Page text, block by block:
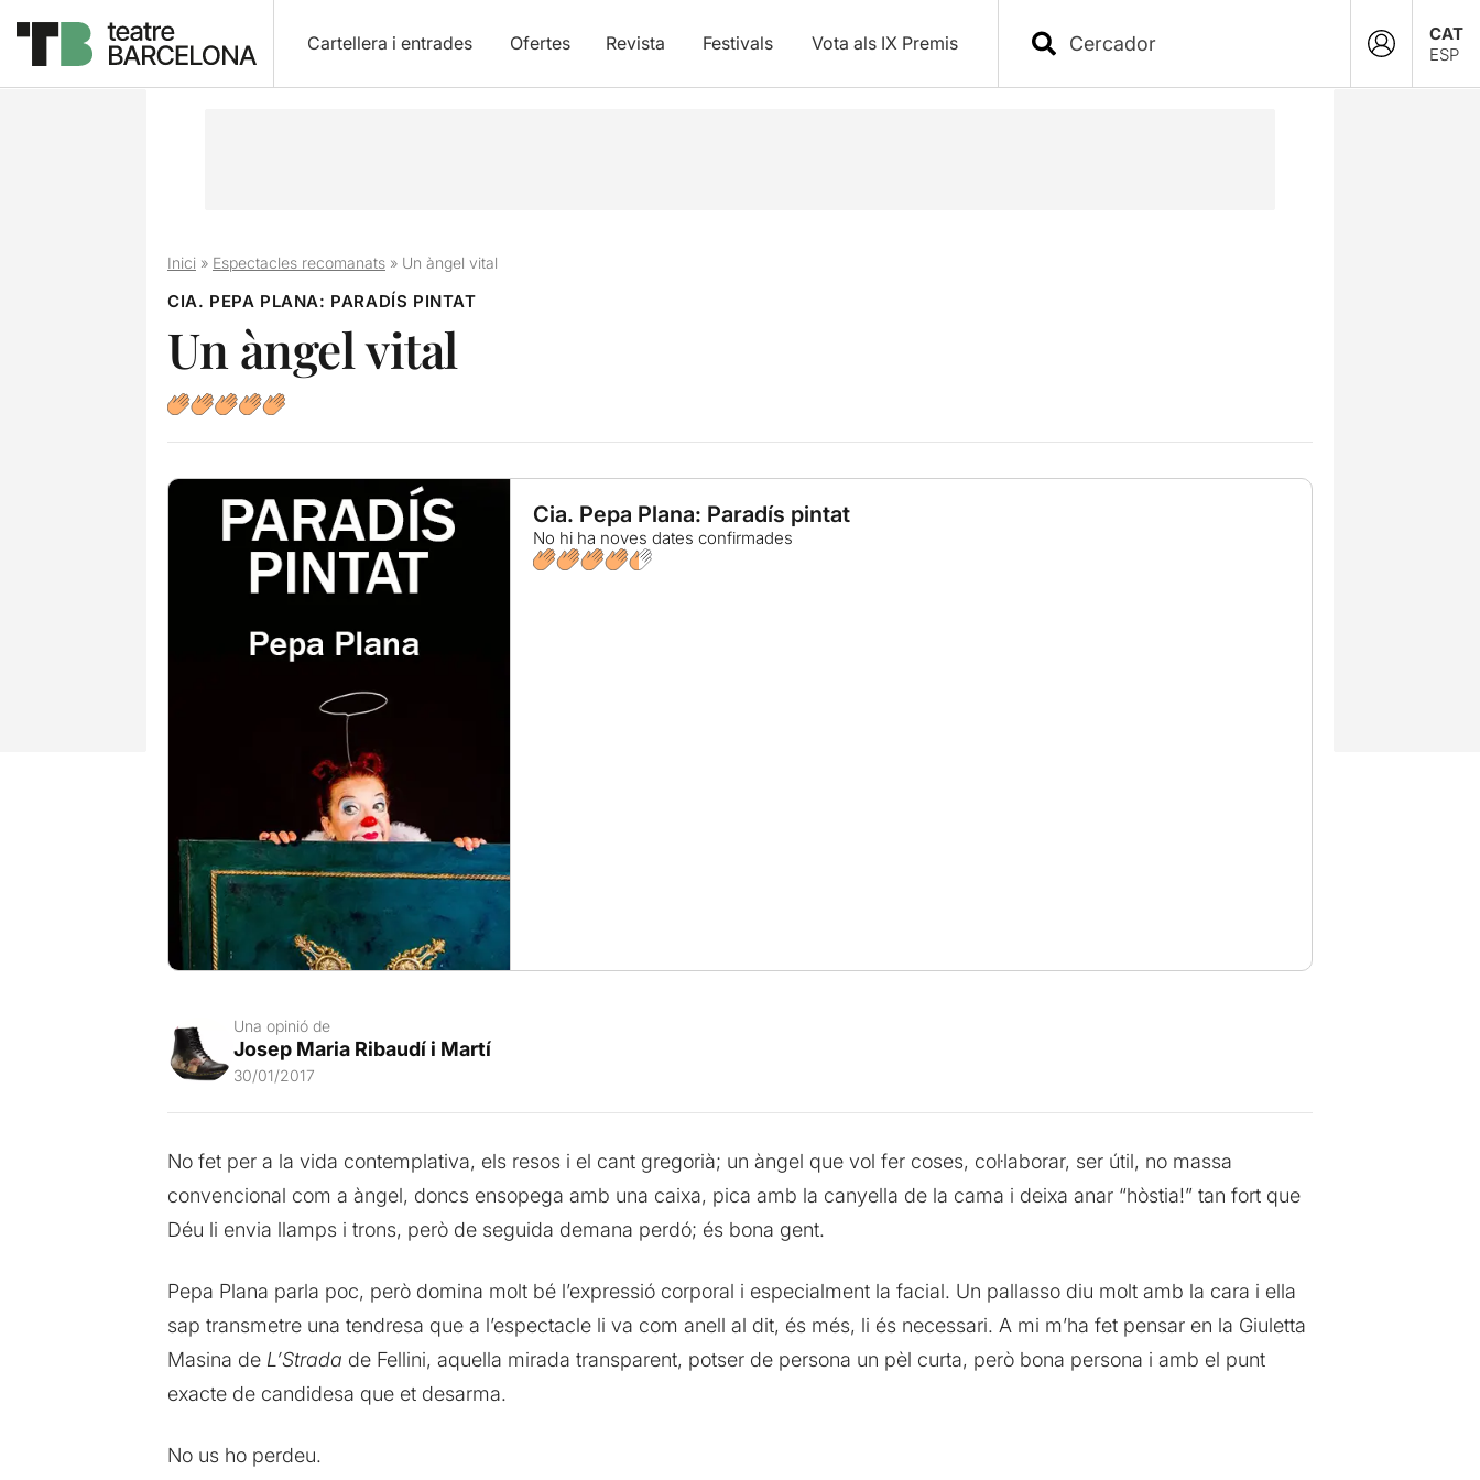
Cartellera i entrades Ofertes Revista Festivals Vota als IX Premis
CAT
ESP
Inici» Espectacles recomanats» Un àngel vital
CIA. PEPA PLANA: PARADÍS PINTAT
Un àngel vital
Cia. Pepa Plana: Paradís pintat
No hi ha noves dates confirmades
Una opinió de
Josep Maria Ribaudí i Martí
30/01/2017
No fet per a la vida contemplativa, els resos i el cant gregorià; un àngel que vol fer coses, col·laborar, ser útil, no massa
convencional com a àngel, doncs ensopega amb una caixa, pica amb la canyella de la cama i deixa anar “hòstia!” tan fort que
Déu li envia llamps i trons, però de seguida demana perdó; és bona gent.
Pepa Plana parla poc, però domina molt bé l’expressió corporal i especialment la facial. Un pallasso diu molt amb la cara i ella
sap transmetre una tendresa que a l’espectacle li va com anell al dit, és més, li és necessari. A mi m’ha fet pensar en la Giuletta
Masina de L’Strada de Fellini, aquella mirada transparent, potser de persona un pèl curta, però bona persona i amb el punt
exacte de candidesa que et desarma.
No us ho perdeu.